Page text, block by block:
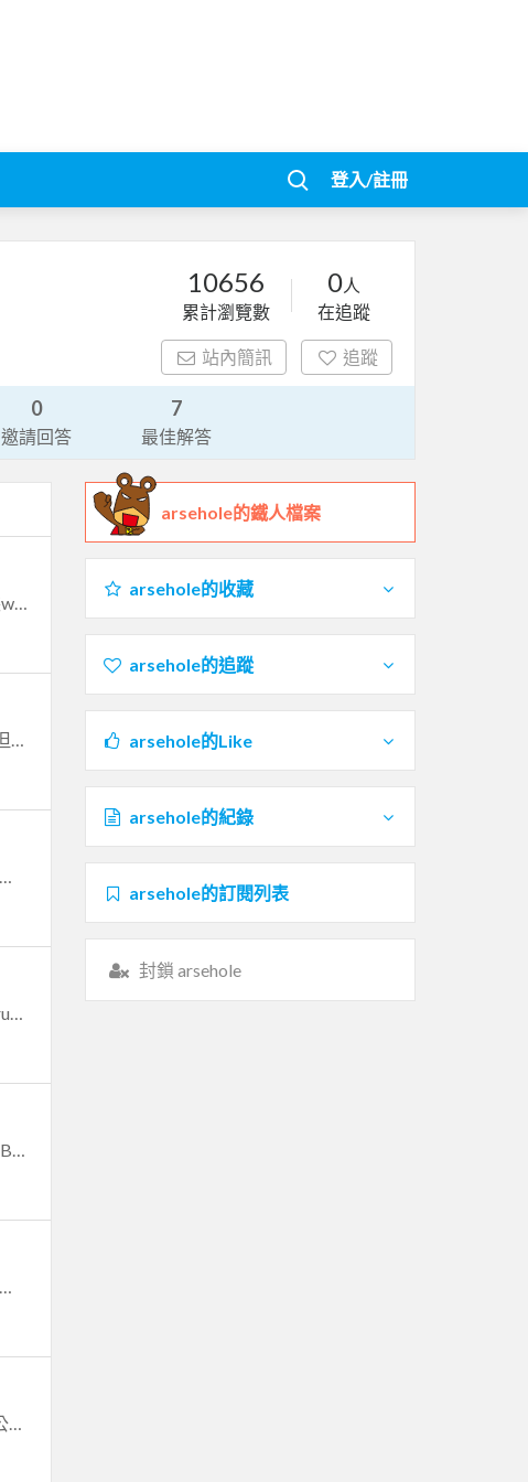
登入/註冊
10656
累計瀏覽數
0人
在追蹤
站內簡訊 追蹤
0
邀請回答
7
最佳解答
arsehole的鐵人檔案
arsehole的收藏
arsehole的追蹤
arsehole的Like
arsehole的紀錄
arsehole的訂閱列表
封鎖 arsehole